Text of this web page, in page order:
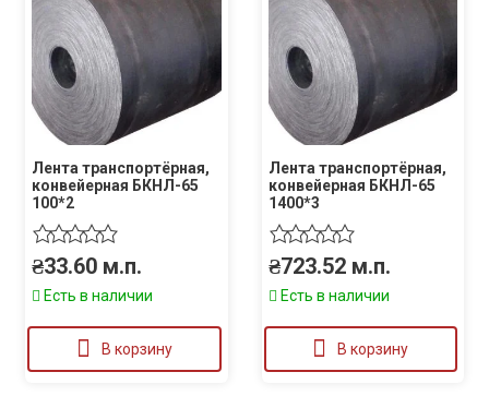
Лента транспортёрная,
конвейерная БКНЛ-65
100*2
₴33.60 м.п.
Есть в наличии
В корзину
Лента транспортёрная,
конвейерная БКНЛ-65
1400*3
₴723.52 м.п.
Есть в наличии
В корзину